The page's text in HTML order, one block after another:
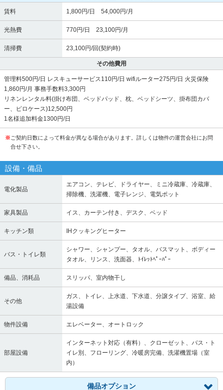
賃料 1,800円/日 54,000円/月
光熱費 770円/日 23,100円/月
清掃費 23,100円/回(契約時)
その他費用
管理料500円/日 レスキューサービス110円/日 wifiルーター275円/日 火災保険
1,860円/月 事務手数料3,300円
リネンレンタル料(掛け布団、ベッドパッド、枕、ベッドシーツ、掛布団カバ
ー、ピロケース)12,500円
1名様追加料金1300円/日
※ ご契約日数によって料金が異なる場合があります。詳しくは物件の運営会社にお問
合せ下さい。
設備・備品
電化製品
エアコン、テレビ、ドライヤー、ミニ冷蔵庫、冷蔵庫、
掃除機、洗濯機、電子レンジ、電気ポット
家具製品 イス、カーテン付き、デスク、ベッド
キッチン類 IHクッキングヒーター
バス・トイレ類
シャワー、シャンプー、タオル、バスマット、ボディー
タオル、リンス、洗面器、ﾄｲﾚｯﾄﾍﾟｰﾊﾟｰ
備品、消耗品 スリッパ、室内物干し
その他
ガス、トイレ、上水道、下水道、分譲タイプ、浴室、給
湯設備
物件設備 エレベーター、オートロック
部屋設備
インターネット対応（有料）、クローゼット、バス・ト
イレ別、フローリング、冷暖房完備、洗濯機置場（室
内）
備品オプション